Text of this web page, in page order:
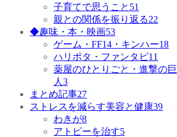
子育てで思うこと 51
親との関係を振り返る22
◆趣味・本・映画53
ゲーム・FF14・キンハー18
ハリポタ・ファンタビ11
薬屋のひとりごと・進撃の巨
人3
まとめ記事27
ストレスを減らす美容と健康39
わきが8
アトピーを治す5